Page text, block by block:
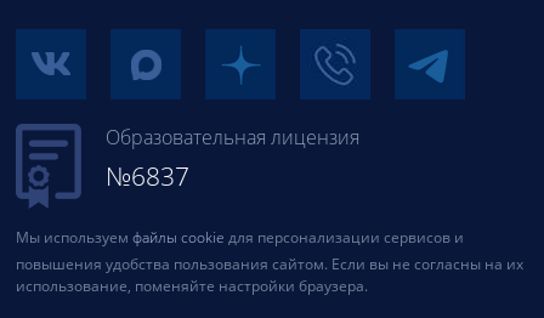
Образовательная лицензия
№6837
Мы используем файлы cookie для персонализации сервисов и
повышения удобства пользования сайтом. Если вы не согласны на их
использование, поменяйте настройки браузера.